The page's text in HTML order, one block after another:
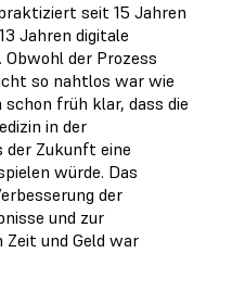
seit 15 Jahren
Jahren digitale
der Prozess
so nahtlos war wie
früh klar, dass die
in der
der Zukunft eine
würde. Das
der
und zur
Zeit und Geld war